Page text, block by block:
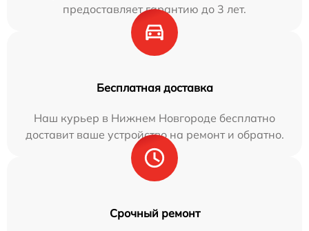
предоставляет гарантию до 3 лет.
Бесплатная доставка
Наш курьер в Нижнем Новгороде бесплатно
доставит ваше устройство на ремонт и обратно.
Срочный ремонт